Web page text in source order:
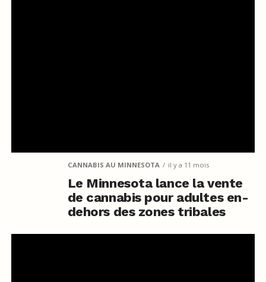
CANNABIS AU MINNESOTA il y a 11 mois
Le Minnesota lance la vente
de cannabis pour adultes en-
dehors des zones tribales